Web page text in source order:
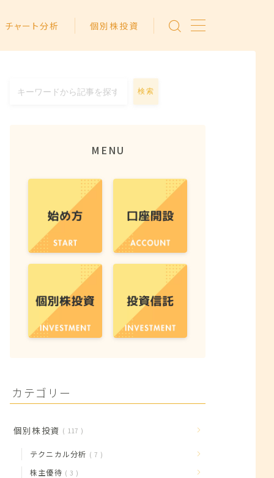
チャート分析 個別株投資
検索
MENU
カテゴリー
個別株投資 117
テクニカル分析 7
株主優待 3